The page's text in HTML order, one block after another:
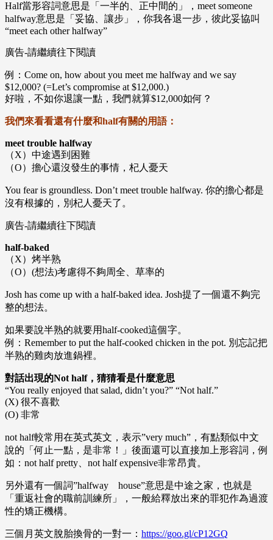
Half當形容詞意思是「一半的、正中間的」，meet someone
halfway意思是「妥協、讓步」，你我各退一步，彼此妥協叫
“meet each other halfway”
廣告-請繼續往下閱讀
例：Come on, how about you meet me halfway and we say
$12,000? (=Let’s compromise at $12,000.)
好啦，不如你退讓一點，我們就算$12,000如何？
我們來看看還有什麼和half有關的用語：
meet trouble halfway
（X）中途遇到困難
（O）擔心還沒發生的事情，杞人憂天
You fear is groundless. Don’t meet trouble halfway. 你的擔心都是
沒有根據的，別杞人憂天了。
廣告-請繼續往下閱讀
half-baked
（X）烤半熟
（O）(想法)考慮得不夠周全、草率的
Josh has come up with a half-baked idea. Josh提了一個還不夠完
整的想法。
如果要說半熟的就要用half-cooked這個字。
例：Remember to put the half-cooked chicken in the pot. 別忘記把
半熟的雞肉放進鍋裡。
對話出現的Not half，猜猜看是什麼意思
“You really enjoyed that salad, didn’t you?” “Not half.”
(X) 很不喜歡
(O) 非常
not half較常用在英式英文，表示”very much”，有點類似中文
說的「何止一點，是非常！」後面還可以直接加上形容詞，例
如：not half pretty、not half expensive非常昂貴。
另外還有一個詞”halfway house”意思是中途之家，也就是
「重返社會的職前訓練所」，一般給釋放出來的罪犯作為過渡
性的矯正機構。
三個月英文脫胎換骨的一對一： https://goo.gl/cP12GQ